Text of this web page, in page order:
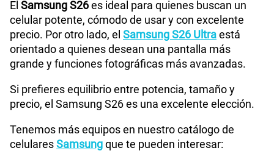
El Samsung S26es ideal para quienes buscan un
celular potente, cómodo de usar y con excelente
precio. Por otro lado, el Samsung S26 Ultraestá
orientado a quienes desean una pantalla más
grande y funciones fotográficas más avanzadas.
Si prefieres equilibrio entre potencia, tamaño y
precio, el Samsung S26 es una excelente elección.
Tenemos más equipos en nuestro catálogo de
celularesSamsungque te pueden interesar: